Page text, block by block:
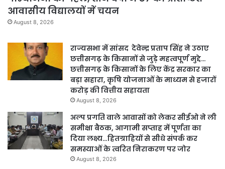
आवासीय विद्यालयों में चयन
August 8, 2026
राज्यसभा में सांसद देवेन्द्र प्रताप सिंह ने उठाए
छत्तीसगढ़ के किसानों से जुड़े महत्वपूर्ण मुद्दे…
छत्तीसगढ़ के किसानों के लिए केंद्र सरकार का
बड़ा सहारा, कृषि योजनाओं के माध्यम से हजारों
करोड़ की वित्तीय सहायता
August 8, 2026
अल्प प्रगति वाले आवासों को लेकर सीईओ ने ली
समीक्षा बैठक, आगामी सप्ताह में पूर्णता का
दिया लक्ष्य…हितग्राहियों से सीधे संपर्क कर
समस्याओं के त्वरित निराकरण पर जोर
August 8, 2026